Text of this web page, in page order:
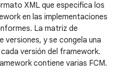
XML que especifica los
en las implementaciones
La matriz de
versiones, y se congela una
versión del framework.
contiene varias FCM.